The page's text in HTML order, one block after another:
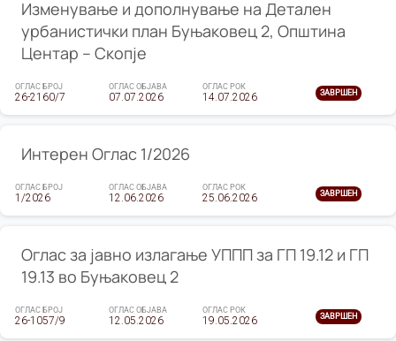
Изменување и дополнување на Детален
урбанистички план Буњаковец 2, Општина
Центар – Скопје
ОГЛАС БРОЈ
26-2160/7
ОГЛАС ОБЈАВА
07.07.2026
ОГЛАС РОК
14.07.2026 ЗАВРШЕН
Интерен Оглас 1/2026
ОГЛАС БРОЈ
1/2026
ОГЛАС ОБЈАВА
12.06.2026
ОГЛАС РОК
25.06.2026 ЗАВРШЕН
Оглас за јавно излагање УППП за ГП 19.12 и ГП
19.13 во Буњаковец 2
ОГЛАС БРОЈ
26-1057/9
ОГЛАС ОБЈАВА
12.05.2026
ОГЛАС РОК
19.05.2026 ЗАВРШЕН